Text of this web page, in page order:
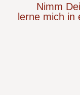
Nimm
lerne mich in